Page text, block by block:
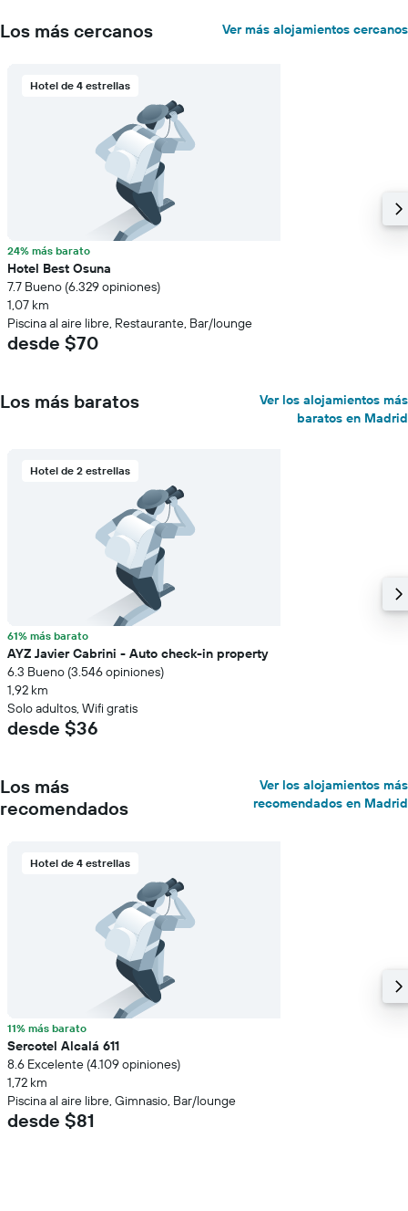
Los más cercanos Ver más alojamientos cercanos
Hotel de 4 estrellas
24% más barato
Hotel Best Osuna
7.7 Bueno (6.329 opiniones)
1,07 km
Piscina al aire libre, Restaurante, Bar/lounge
desde $70
Los más baratos
Ver los alojamientos más
baratos en Madrid
Hotel de 2 estrellas
61% más barato
AYZ Javier Cabrini - Auto check-in property
6.3 Bueno (3.546 opiniones)
1,92 km
Solo adultos, Wifi gratis
desde $36
Los más
recomendados
Ver los alojamientos más
recomendados en Madrid
Hotel de 4 estrellas
11% más barato
Sercotel Alcalá 611
8.6 Excelente (4.109 opiniones)
1,72 km
Piscina al aire libre, Gimnasio, Bar/lounge
desde $81